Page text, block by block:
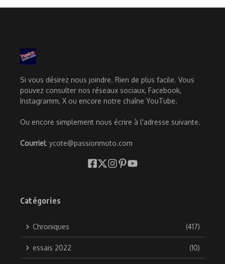
Si vous désirez nous joindre. Rien de plus facile. Vous
pouvez consulter nos réseaux sociaux, Facebook,
Instagramm, X ou encore notre chaîne YouTube.
Ou encore simplement nous écrire à l'adresse suivante.
Courriel: ycote@passionmoto.com
Catégories
Chroniques (417)
essais 2022 (10)